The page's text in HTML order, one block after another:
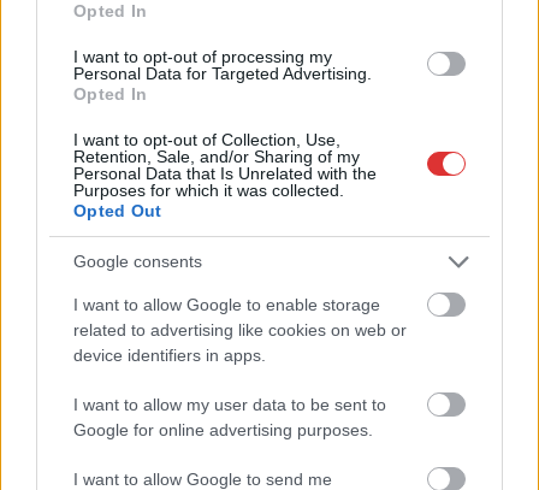
Opted In
I want to opt-out of processing my
Personal Data for Targeted Advertising.
Opted In
I want to opt-out of Collection, Use,
Retention, Sale, and/or Sharing of my
Personal Data that Is Unrelated with the
Purposes for which it was collected.
Opted Out
Google consents
I want to allow Google to enable storage
related to advertising like cookies on web or
device identifiers in apps.
I want to allow my user data to be sent to
Google for online advertising purposes.
I want to allow Google to send me
tulajdonos meghallotta a motor hangját és kinézve nem látta
az autót, kihívta a rendőrséget. A járőrök a kertben találták
kocsiban, a rendőrség közleménye szerint „feltehetően
elfáradt a sikertelen tolatási kísérletekben”. A kertkapun ugyan
nem talált ki a sofőr, de áthajtott néhány kaspón, egy
kertigépen, végül pedig…
Kék hírek autó,elaludt,tolvaj
Három autót is feltört Szolnokon a nem túl
élelmes férfi, aki ezután egyszerűen elaludt az
egyik gépjárműben